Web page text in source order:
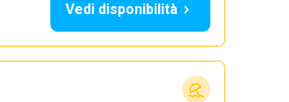
Vedi disponibilità